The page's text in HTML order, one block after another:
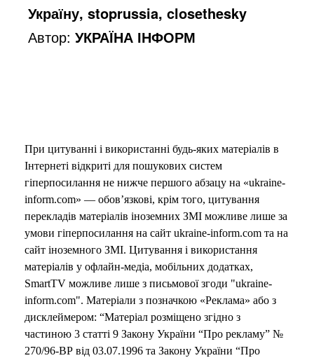
Україну, stoprussia, closethesky
Автор:УКРАЇНА ІНФОРМ
При цитуванні і використанні будь-яких матеріалів в
Інтернеті відкриті для пошукових систем
гіперпосилання не нижче першого абзацу на «ukraine-
inform.com» — обов’язкові, крім того, цитування
перекладів матеріалів іноземних ЗМІ можливе лише за
умови гіперпосилання на сайт ukraine-inform.com та на
сайт іноземного ЗМІ. Цитування і використання
матеріалів у офлайн-медіа, мобільних додатках,
SmartTV можливе лише з письмової згоди "ukraine-
inform.com". Матеріали з позначкою «Реклама» або з
дисклеймером: “Матеріал розміщено згідно з
частиною 3 статті 9 Закону України “Про рекламу” №
270/96-ВР від 03.07.1996 та Закону України “Про